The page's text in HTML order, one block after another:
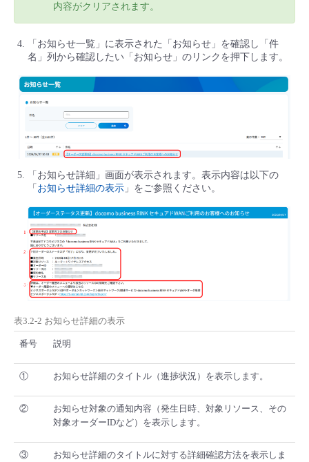
内容がクリアされます。
「お知らせ一覧」に表示された「お知らせ」を確認し「件
名」列から確認したい「お知らせ」のリンクを押下します。
「お知らせ詳細」画面が表示されます。表示内容は以下の
「 お知らせ詳細の表示 」をご参照ください。
表3.2-2 お知らせ詳細の表示
番号 説明
① お知らせ詳細のタイトル（進捗状況）を表示します。
②
お知らせ対象の通知内容（発生日時、対象リソース、その
対象オーダーIDなど）を表示します。
③
お知らせ詳細のタイトルに対する詳細確認方法を表示しま